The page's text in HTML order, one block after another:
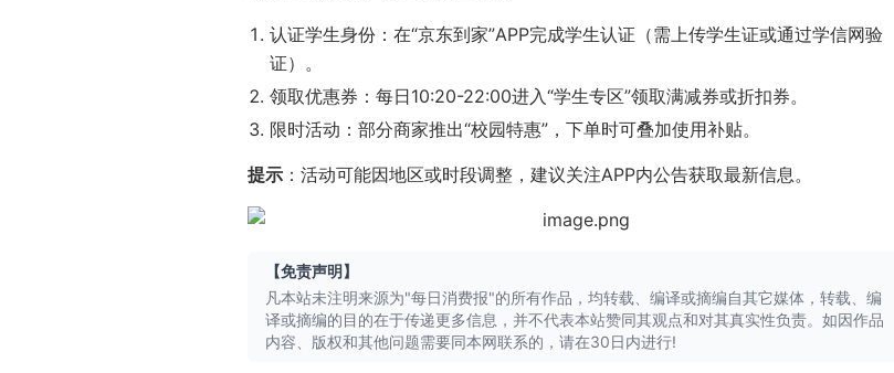
认证学生身份：在“京东到家”APP完成学生认证（需上传学生证或通过学信网验
证）。
领取优惠券：每日10:20-22:00进入“学生专区”领取满减券或折扣券。
限时活动：部分商家推出“校园特惠”，下单时可叠加使用补贴。
提示 ：活动可能因地区或时段调整，建议关注APP内公告获取最新信息。
【免责声明】
凡本站未注明来源为"每日消费报"的所有作品，均转载、编译或摘编自其它媒体，转载、编
译或摘编的目的在于传递更多信息，并不代表本站赞同其观点和对其真实性负责。如因作品
内容、版权和其他问题需要同本网联系的，请在30日内进行!
每日消费报4月17日消息，京东的外卖服务名为“京东到